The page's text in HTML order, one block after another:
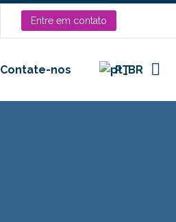
Entre em contato
Contate-nos PT